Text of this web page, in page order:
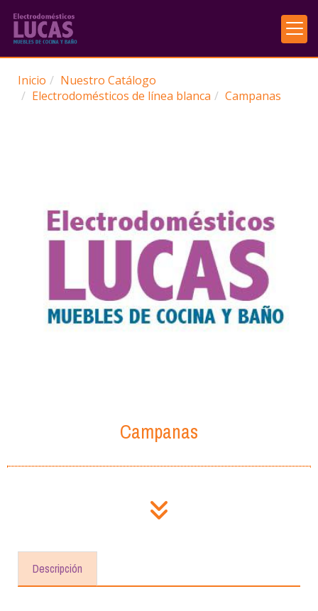
Inicio
Nuestro Catálogo
Electrodomésticos de línea blanca
Campanas
Campanas
Descripción